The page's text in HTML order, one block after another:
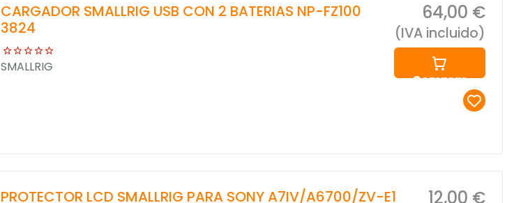
CARGADOR SMALLRIG USB CON 2 BATERIAS NP-FZ100
3824
SMALLRIG
64,00 €
(IVA incluido)
Comprar
PROTECTOR LCD SMALLRIG PARA SONY A7IV/A6700/ZV-E1 12,00 €